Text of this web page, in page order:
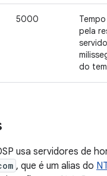
5000
pela
do
usa servidores de
, que é um alias do